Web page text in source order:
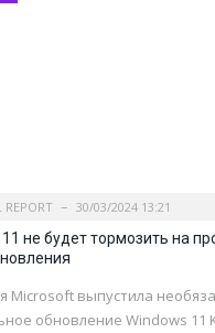
REPORT 30/03/2024 13:21
не будет тормозить на
Microsoft выпустила
обновление Windows 11